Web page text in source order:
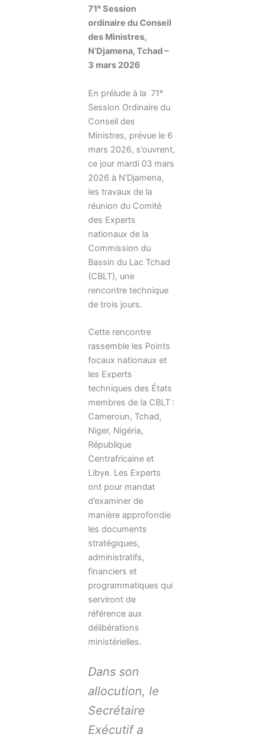
71ᵉ Session
ordinaire du Conseil
des Ministres,
N’Djamena, Tchad –
3 mars 2026
En prélude à la 71ᵉ
Session Ordinaire du
Conseil des
Ministres, prévue le 6
mars 2026, s’ouvrent,
ce jour mardi 03 mars
2026 à N’Djamena,
les travaux de la
réunion du Comité
des Experts
nationaux de la
Commission du
Bassin du Lac Tchad
(CBLT), une
rencontre technique
de trois jours.
Cette rencontre
rassemble les Points
focaux nationaux et
les Experts
techniques des États
membres de la CBLT :
Cameroun, Tchad,
Niger, Nigéria,
République
Centrafricaine et
Libye. Les Experts
ont pour mandat
d’examiner de
manière approfondie
les documents
stratégiques,
administratifs,
financiers et
programmatiques qui
serviront de
référence aux
délibérations
ministérielles.
Dans son
allocution, le
Secrétaire
Exécutif a